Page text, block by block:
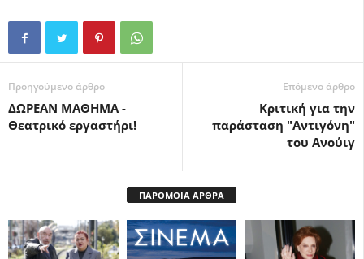
Προηγούμενο άρθρο
ΔΩΡΕΑΝ ΜΑΘΗΜΑ -
Θεατρικό εργαστήρι!
Επόμενο άρθρο
Κριτική για την
παράσταση "Αντιγόνη"
του Ανούιγ
ΠΑΡΟΜΟΙΑ ΑΡΘΡΑ